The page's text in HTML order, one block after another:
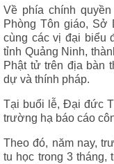
Về phía chính
Phòng Tôn giáo, Sở
cùng các vị đại biểu
tỉnh Quảng Ninh,
Phật tử trên địa bàn
dự và thính pháp.
Tại buổi lễ, Đại đức
trường hạ báo cáo
Theo đó, năm nay,
tu học trong 3 tháng,